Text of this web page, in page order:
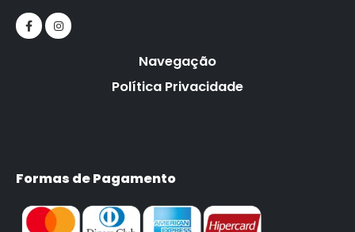
Navegação
Política Privacidade
Formas de Pagamento